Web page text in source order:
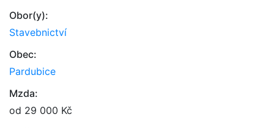
Obor(y):
Stavebnictví
Obec:
Pardubice
Mzda:
od 29 000 Kč